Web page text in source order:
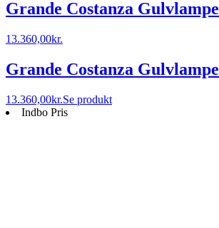
Grande Costanza Gulvlampe
13.360,00kr.
Grande Costanza Gulvlampe
13.360,00kr.Se produkt
Indbo Pris